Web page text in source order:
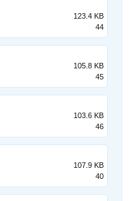
123.4 KB
44
105.8 KB
45
103.6 KB
46
107.9 KB
40